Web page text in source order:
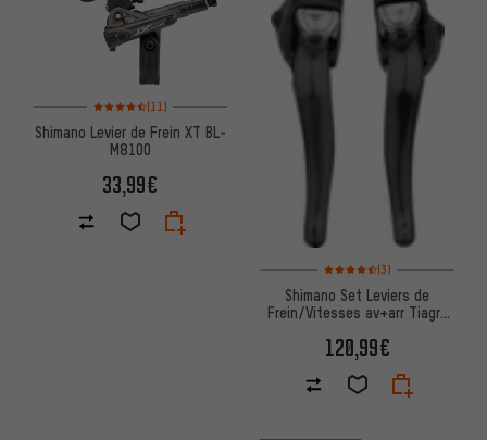
Note moyenne : 4,5 sur 5 d'après 11 avis
(11)
Shimano Levier de Frein XT BL-
M8100
33,99€
Note moyenne : 4,5 sur 5
(3)
Shimano Set Leviers de
Frein/Vitesses av+arr Tiagra
120,99€